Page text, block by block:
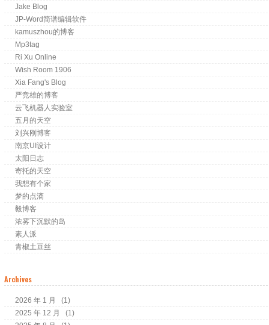
Jake Blog
JP-Word简谱编辑软件
kamuszhou的博客
Mp3tag
Ri Xu Online
Wish Room 1906
Xia Fang's Blog
严竞雄的博客
云飞机器人实验室
五月的天空
刘兴刚博客
南京UI设计
太阳日志
寄托的天空
我想有个家
梦的点滴
毅博客
浓雾下沉默的岛
素人派
青椒土豆丝
Archives
2026 年 1 月
(1)
2025 年 12 月
(1)